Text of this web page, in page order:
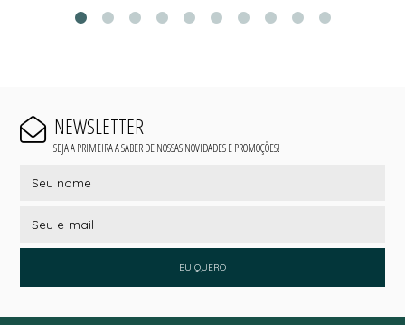
NEWSLETTER
SEJA A PRIMEIRA A SABER DE NOSSAS NOVIDADES E PROMOÇÕES!
EU QUERO